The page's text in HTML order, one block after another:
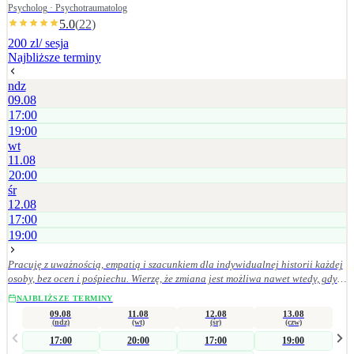
Psycholog · Psychotraumatolog
5.0(22)
200 zl/ sesja
Najbliższe terminy
ndz
09.08
17:00
19:00
wt
11.08
20:00
śr
12.08
17:00
19:00
Pracuję z uważnością, empatią i szacunkiem dla indywidualnej historii każdej
osoby, bez ocen i pośpiechu. Wierzę, że zmiana jest możliwa nawet wtedy, gdy
wszystko wydaje się bardzo trudne, a proces terapeutyczny może stać się drogą
bardziej w zgodzie ze sobą. Jestem psycholożką i psychotraumatolożką w
trakcie całościowego szkolenia psychoterapeutycznego w nurcie poznawczo-
behawioralnym. W swojej pracy towarzyszę osobom doświadczającym
NAJBLIŻSZE TERMINY
09.08
(ndz)
17:00
11.08
(wt)
20:00
12.08
(śr)
17:00
13.08
(czw)
19:00